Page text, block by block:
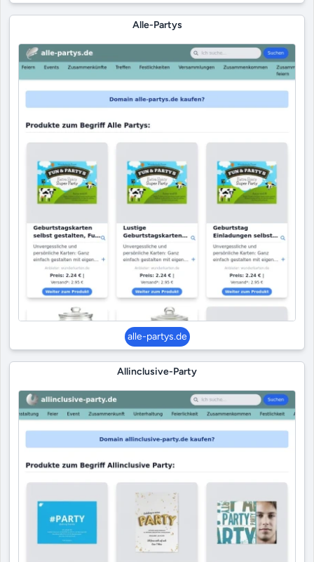
Alle-Partys
alle-partys.de
Allinclusive-Party